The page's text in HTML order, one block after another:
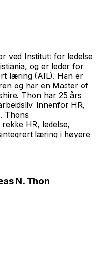
ved Institutt for ledelse
og er leder for
læring (AIL). Han er
og har en Master of
Thon har 25 års
innenfor HR,
Thons
HR, ledelse,
læring i høyere
N. Thon